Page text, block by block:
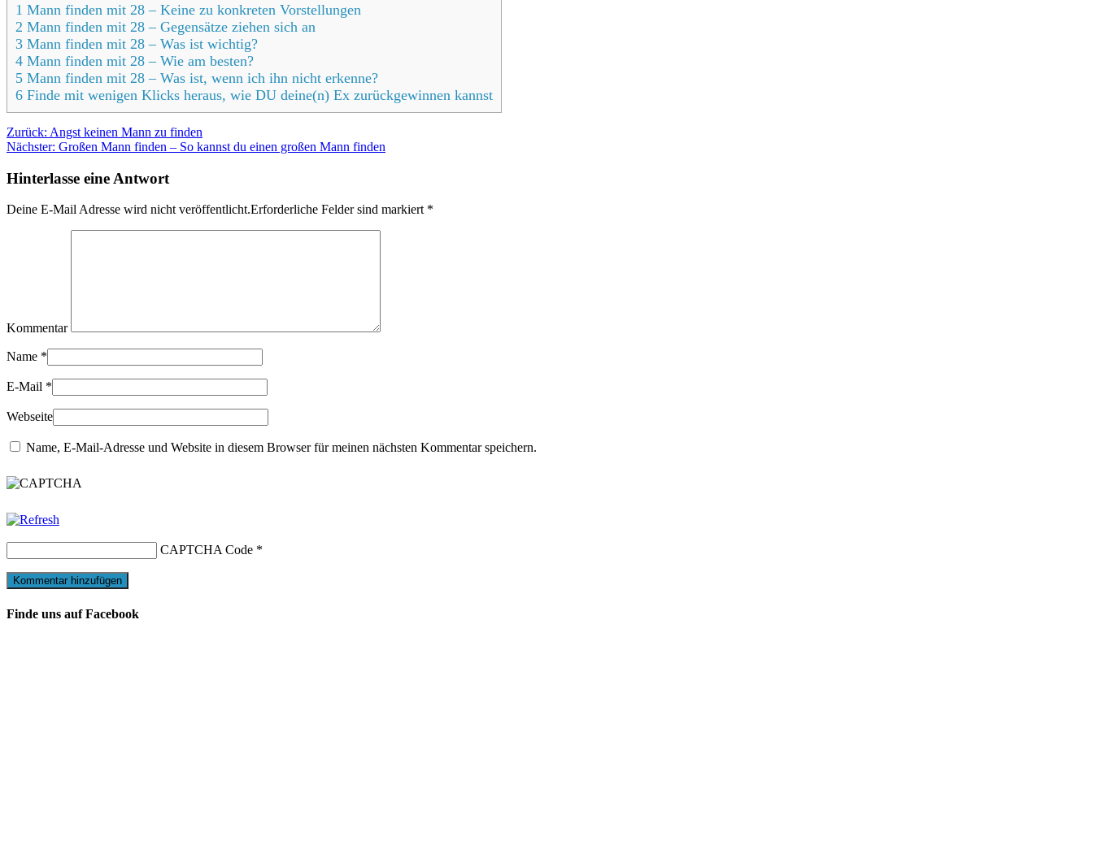
1 Mann finden mit 28 – Keine zu konkreten Vorstellungen
2 Mann finden mit 28 – Gegensätze ziehen sich an
3 Mann finden mit 28 – Was ist wichtig?
4 Mann finden mit 28 – Wie am besten?
5 Mann finden mit 28 – Was ist, wenn ich ihn nicht erkenne?
6 Finde mit wenigen Klicks heraus, wie DU deine(n) Ex zurückgewinnen kannst
Zurück: Angst keinen Mann zu finden
Nächster: Großen Mann finden – So kannst du einen großen Mann finden
Hinterlasse eine Antwort
Deine E-Mail Adresse wird nicht veröffentlicht.Erforderliche Felder sind markiert *
Kommentar
Name *
E-Mail *
Webseite
Name, E-Mail-Adresse und Website in diesem Browser für meinen nächsten Kommentar speichern.
CAPTCHA Code *
Finde uns auf Facebook